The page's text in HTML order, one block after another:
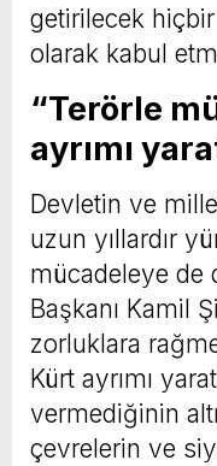
getirilecek
olarak kabul
“Terörle
ayrımı
Devletin ve
uzun yıllardır
mücadeleye de
Başkanı Kamil
zorluklara
Kürt ayrımı
vermediğinin
çevrelerin ve